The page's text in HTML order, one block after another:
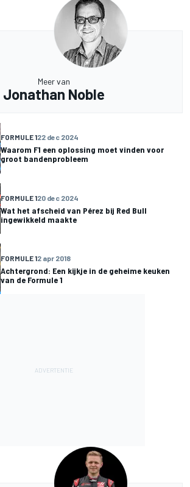
Meer van
Jonathan Noble
FORMULE 122 dec 2024
Waarom F1 een oplossing moet vinden voor
groot bandenprobleem
FORMULE 120 dec 2024
Wat het afscheid van Pérez bij Red Bull
ingewikkeld maakte
FORMULE 12 apr 2018
Achtergrond: Een kijkje in de geheime keuken
van de Formule 1